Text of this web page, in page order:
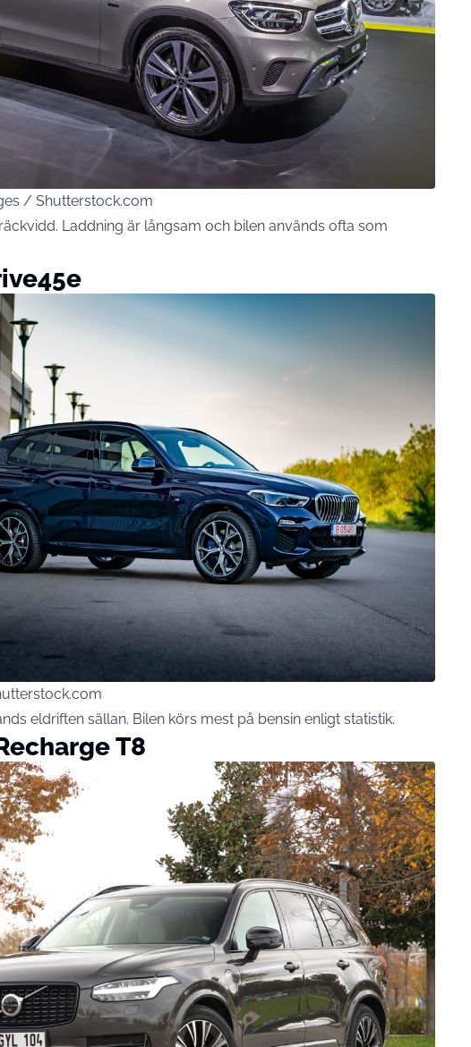
/ Shutterstock.com
Laddning är långsam och bilen används ofta som
eldriften sällan. Bilen körs mest på bensin enligt statistik.
T8